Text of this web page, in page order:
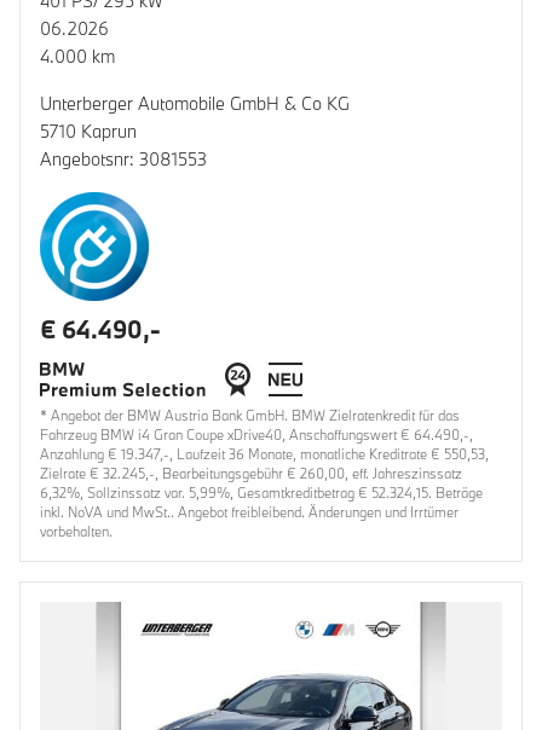
06.2026
4.000 km
Unterberger Automobile GmbH & Co KG
5710 Kaprun
Angebotsnr: 3081553
€ 64.490,-
* Angebot der BMW Austria Bank GmbH. BMW Zielratenkredit für das
Fahrzeug BMW i4 Gran Coupe xDrive40, Anschaffungswert € 64.490,-,
Anzahlung € 19.347,-, Laufzeit 36 Monate, monatliche Kreditrate € 550,53,
Zielrate € 32.245,-, Bearbeitungsgebühr € 260,00, eff. Jahreszinssatz
6,32%, Sollzinssatz var. 5,99%, Gesamtkreditbetrag € 52.324,15. Beträge
inkl. NoVA und MwSt.. Angebot freibleibend. Änderungen und Irrtümer
vorbehalten.